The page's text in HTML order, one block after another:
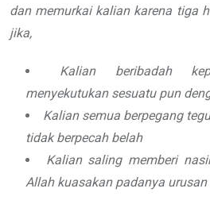
dan memurkai kalian karena tiga
jika,
Kalian beribadah
menyekutukan sesuatu pun
Kalian semua berpegang
tidak berpecah belah
Kalian saling memberi
Allah kuasakan padanya urusan